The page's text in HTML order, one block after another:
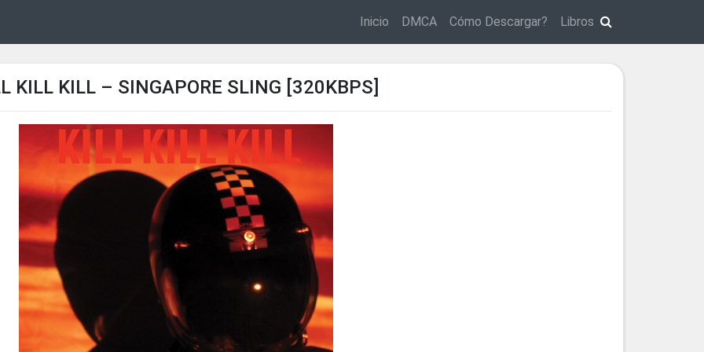
Inicio DMCA Cómo Descargar? Libros
KILL KILL – SINGAPORE SLING [320KBPS]